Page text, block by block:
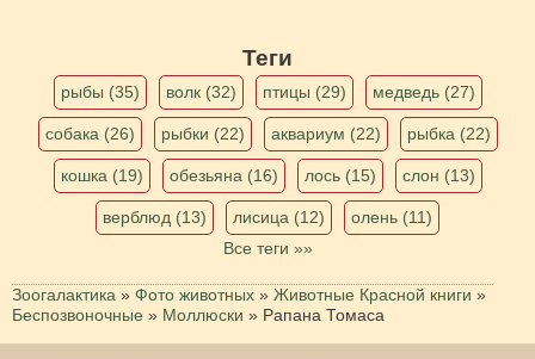
Теги
рыбы (35) волк (32) птицы (29) медведь (27)
собака (26) рыбки (22) аквариум (22) рыбка (22)
кошка (19) обезьяна (16) лось (15) слон (13)
верблюд (13) лисица (12)
олень (11)
Все теги »»
Зоогалактика » Фото животных » Животные Красной книги »
Беспозвоночные » Моллюски » Рапана Томаса